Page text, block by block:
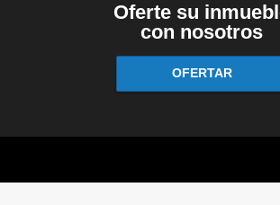
Oferte su
con nosotros
OFERTAR